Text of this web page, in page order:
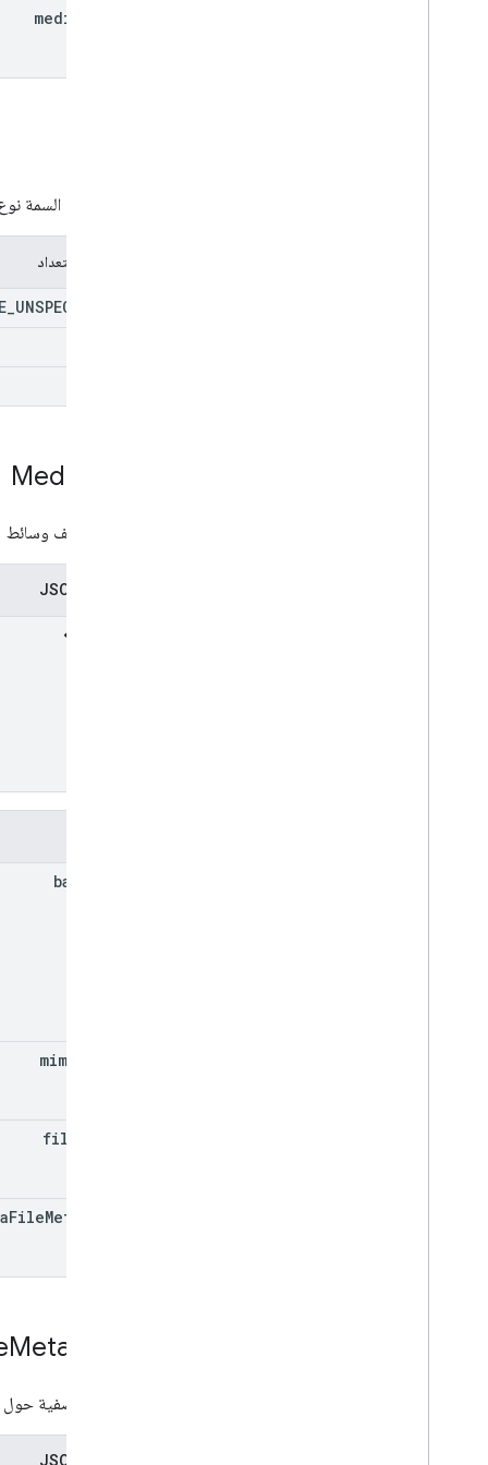
media
تمثّل هذه السمة
عمليات التعداد
UNSPECIFIED
Media
تمثيل لملف وسائط
base
mime
filename
FileMetadata
Metadata
بيانات وصفية